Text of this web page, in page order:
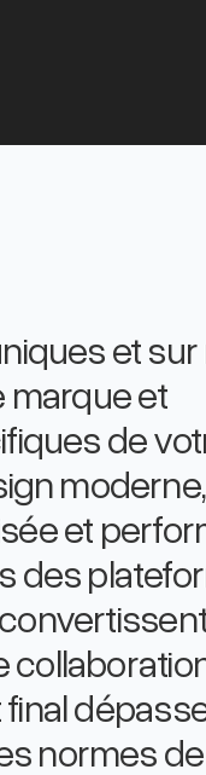
et
marque et
de
et
des
normes